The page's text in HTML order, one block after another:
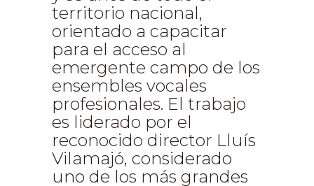
territorio nacional,
orientado a capacitar
para el acceso al
emergente campo de los
ensembles vocales
profesionales. El trabajo
es liderado por el
reconocido director Lluís
Vilamajó, considerado
uno de los más grandes